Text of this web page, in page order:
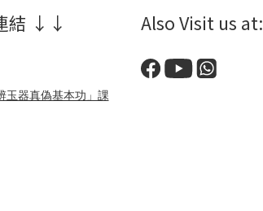
結 ↓↓
玉器真偽基本功」課
Also Visit us at: